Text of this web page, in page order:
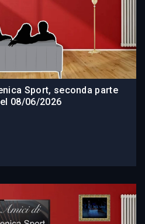
Sport, seconda parte
08/06/2026